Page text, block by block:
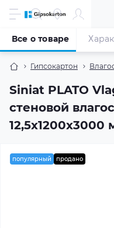
Гипсокартон
Siniat PLATO
стеновой
12,5x1200x3000
Все о товаре
популярный продано